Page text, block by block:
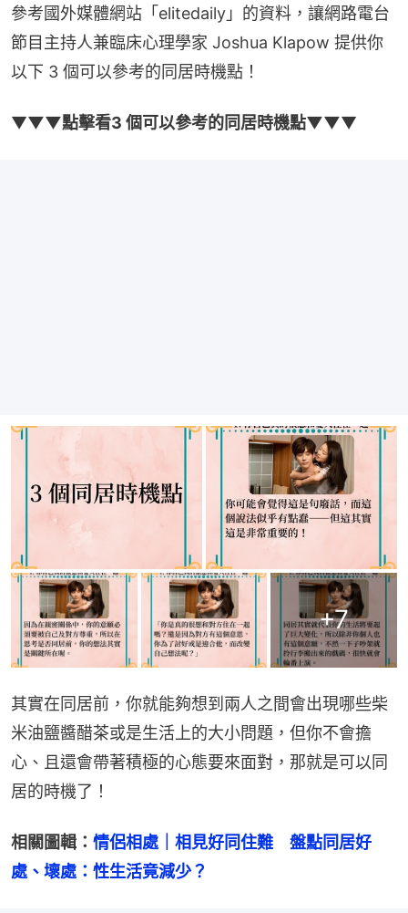
參考國外媒體網站「elitedaily」的資料，讓網路電台
節目主持人兼臨床心理學家 Joshua Klapow 提供你
以下 3 個可以參考的同居時機點！
▼▼▼點擊看3 個可以參考的同居時機點▼▼▼
+7
其實在同居前，你就能夠想到兩人之間會出現哪些柴
米油鹽醬醋茶或是生活上的大小問題，但你不會擔
心、且還會帶著積極的心態要來面對，那就是可以同
居的時機了！
相關圖輯： 情侶相處｜相見好同住難　盤點同居好
處、壞處：性生活竟減少？